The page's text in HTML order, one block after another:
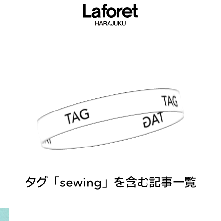
TAG SEARCH
タグ「sewing」を含む記事一覧